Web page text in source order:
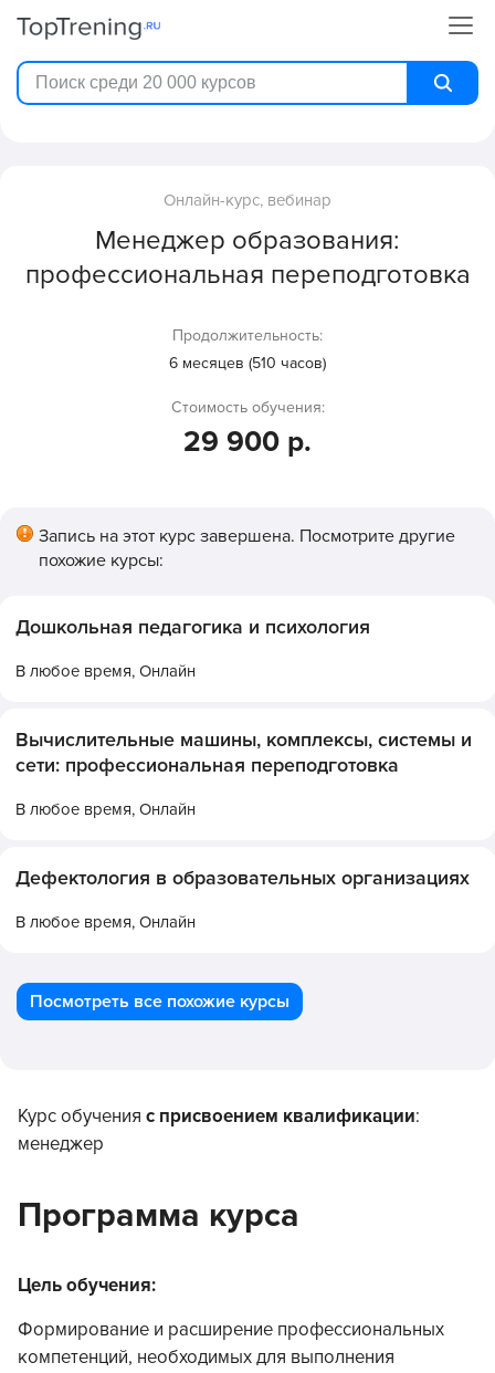
Онлайн-курс, вебинар
Менеджер образования:
профессиональная переподготовка
Продолжительность:
6 месяцев (510 часов)
Стоимость обучения:
29 900 р.
Запись на этот курс завершена. Посмотрите другие
похожие курсы:
Дошкольная педагогика и психология
В любое время, Онлайн
Вычислительные машины, комплексы, системы и
сети: профессиональная переподготовка
В любое время, Онлайн
Дефектология в образовательных организациях
В любое время, Онлайн
Посмотреть все похожие курсы
Курс обучения с присвоением квалификации:
менеджер
Программа курса
Цель обучения:
Формирование и расширение профессиональных
компетенций, необходимых для выполнения